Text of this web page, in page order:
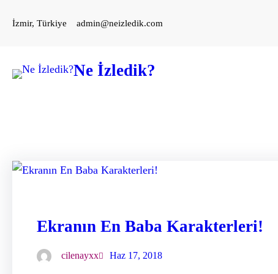
geçİzmir, Türkiye admin@neizledik.com
Ne İzledik?
Ekranın En Baba Karakterleri!
cilenayxx Haz 17, 2018